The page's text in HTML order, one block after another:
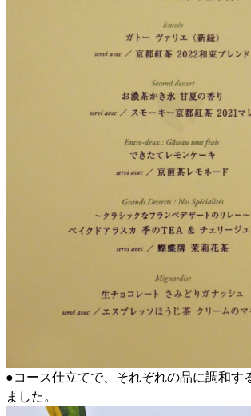
●コース仕立てで、それぞれの品に調和す
ました。